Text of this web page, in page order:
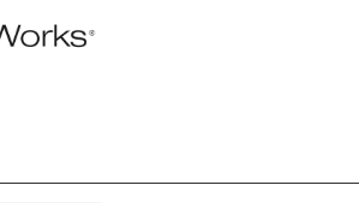
*Promosyon Detayları